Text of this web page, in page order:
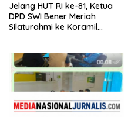
Jelang HUT RI ke-81, Ketua
DPD SWI Bener Meriah
Silaturahmi ke Koramil